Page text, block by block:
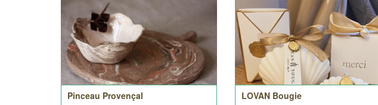
Pinceau Provençal LOVAN Bougie